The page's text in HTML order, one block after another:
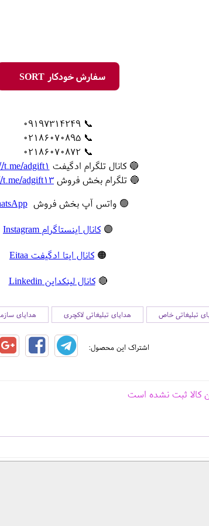
سفارش خودکار SORT
📞 09197314249
📞 02186070895
📞 02186070872
🔵 کانال تلگرام ادگیفت t.me/adgift1
🔵 تلگرام بخش فروش t.me/adgift13
🟢 واتس آپ بخش فروش
🟣 کانال اینستاگرام Instagram
🟠 کانال ایتا ادگیفت Eitaa
🔴 کانال لینکداین Linkedin
تبلیغاتی خاص هدایای تبلیغاتی لاکچری هدایای
اشتراک این محصول:
کالا ثبت نشده است